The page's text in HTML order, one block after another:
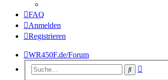
FAQ
Anmelden
Registrieren
WR450F.de/Forum
Suche